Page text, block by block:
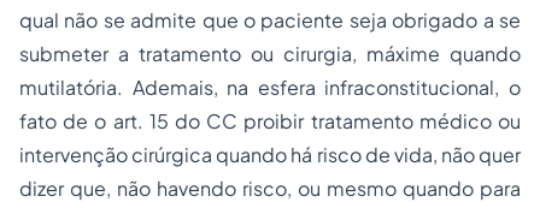
qual não se admite que o paciente seja obrigado a se
submeter a tratamento ou cirurgia, máxime quando
mutilatória. Ademais, na esfera infraconstitucional, o
fato de o art. 15 do CC proibir tratamento médico ou
intervenção cirúrgica quando há risco de vida, não quer
dizer que, não havendo risco, ou mesmo quando para